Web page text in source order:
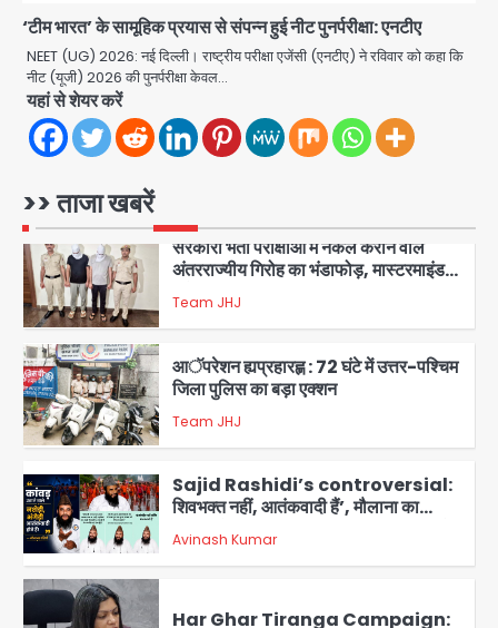
‘टीम भारत’ के सामूहिक प्रयास से संपन्न हुई नीट पुनर्परीक्षा: एनटीए
NEET (UG) 2026: नई दिल्ली। राष्ट्रीय परीक्षा एजेंसी (एनटीए) ने रविवार को कहा कि
नीट (यूजी) 2026 की पुनर्परीक्षा केवल…
यहां से शेयर करें
>> ताजा खबरें
2
एंटी-बर्गलरी सेल की बड़ी कामयाबी, चोरी के
माल की खरीद-फरोख्त करने वाले गिरोह का
भंडाफोड़
Team JHJ
3
सरकारी भर्ती परीक्षाओं में नकल कराने वाले
अंतरराज्यीय गिरोह का भंडाफोड़, मास्टरमाइंड
4
आॅपरेशन ह्यप्रहारह्ण : 72 घंटे में उत्तर-पश्चिम
जिला पुलिस का बड़ा एक्शन
Team JHJ
5
Sajid Rashidi’s controversial:
शिवभक्त नहीं, आतंकवादी हैं’, मौलाना का
कांवड़ियों पर विवादित बयान, BJP विधायक ने
कराई FIR, NSA की मांग
Avinash Kumar
1
Har Ghar Tiranga Campaign:
गौतमबुद्धनगर में 9 से 17 अगस्त तक चलेगा जन-
जागरूकता महाअभियान, डीएम ने की समीक्षा
बैठक